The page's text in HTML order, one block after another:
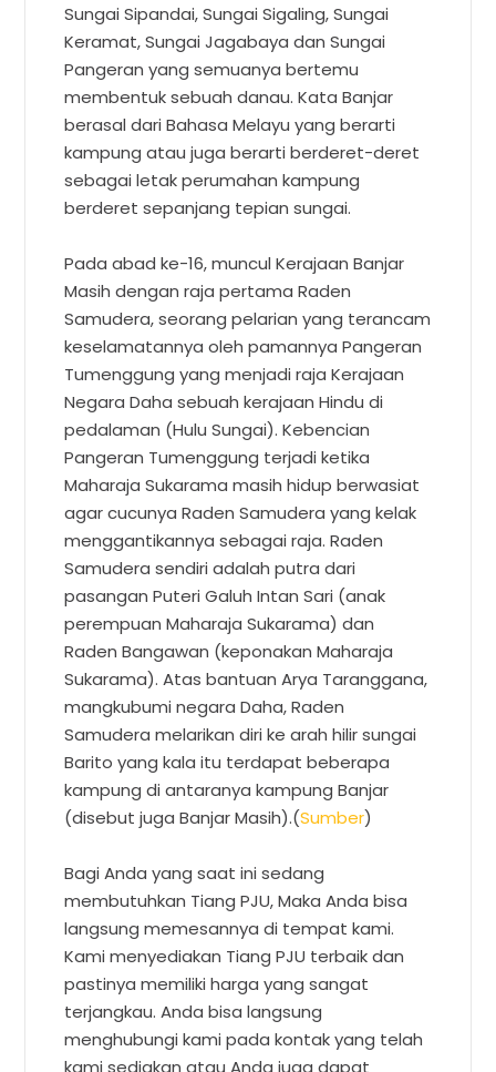
Sungai Sipandai, Sungai Sigaling, Sungai
Keramat, Sungai Jagabaya dan Sungai
Pangeran yang semuanya bertemu
membentuk sebuah danau. Kata Banjar
berasal dari Bahasa Melayu yang berarti
kampung atau juga berarti berderet-deret
sebagai letak perumahan kampung
berderet sepanjang tepian sungai.
Pada abad ke-16, muncul Kerajaan Banjar
Masih dengan raja pertama Raden
Samudera, seorang pelarian yang terancam
keselamatannya oleh pamannya Pangeran
Tumenggung yang menjadi raja Kerajaan
Negara Daha sebuah kerajaan Hindu di
pedalaman (Hulu Sungai). Kebencian
Pangeran Tumenggung terjadi ketika
Maharaja Sukarama masih hidup berwasiat
agar cucunya Raden Samudera yang kelak
menggantikannya sebagai raja. Raden
Samudera sendiri adalah putra dari
pasangan Puteri Galuh Intan Sari (anak
perempuan Maharaja Sukarama) dan
Raden Bangawan (keponakan Maharaja
Sukarama). Atas bantuan Arya Taranggana,
mangkubumi negara Daha, Raden
Samudera melarikan diri ke arah hilir sungai
Barito yang kala itu terdapat beberapa
kampung di antaranya kampung Banjar
(disebut juga Banjar Masih).(Sumber)
Bagi Anda yang saat ini sedang
membutuhkan Tiang PJU, Maka Anda bisa
langsung memesannya di tempat kami.
Kami menyediakan Tiang PJU terbaik dan
pastinya memiliki harga yang sangat
terjangkau. Anda bisa langsung
menghubungi kami pada kontak yang telah
kami sediakan atau Anda juga dapat